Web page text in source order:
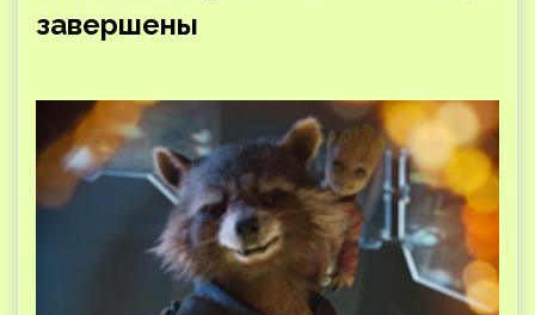
завершены